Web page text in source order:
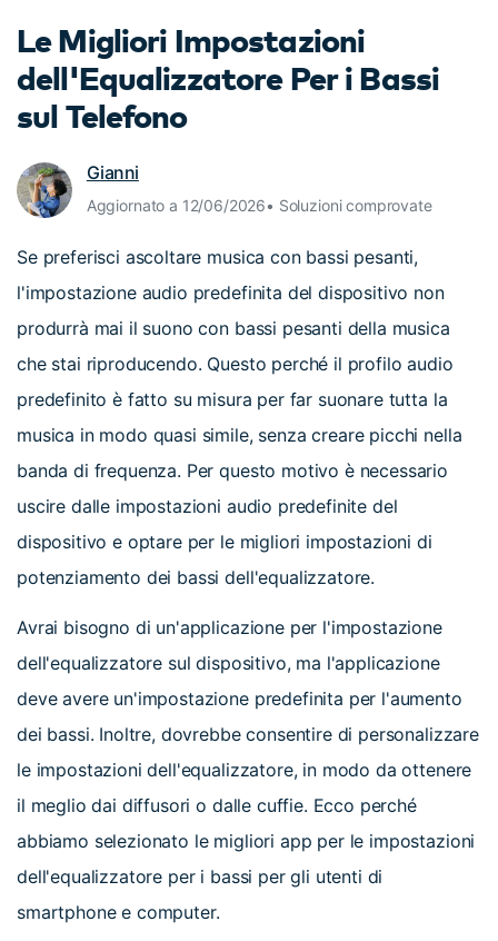
Tip per YouTube
Supporto
Apprendimento
Le Migliori Impostazioni
dell'Equalizzatore Per i Bassi
sul Telefono
Gianni
Aggiornato a 12/06/2026• Soluzioni comprovate
Se preferisci ascoltare musica con bassi pesanti,
l'impostazione audio predefinita del dispositivo non
produrrà mai il suono con bassi pesanti della musica
che stai riproducendo. Questo perché il profilo audio
predefinito è fatto su misura per far suonare tutta la
musica in modo quasi simile, senza creare picchi nella
banda di frequenza. Per questo motivo è necessario
uscire dalle impostazioni audio predefinite del
dispositivo e optare per le migliori impostazioni di
potenziamento dei bassi dell'equalizzatore.
Avrai bisogno di un'applicazione per l'impostazione
dell'equalizzatore sul dispositivo, ma l'applicazione
deve avere un'impostazione predefinita per l'aumento
dei bassi. Inoltre, dovrebbe consentire di personalizzare
le impostazioni dell'equalizzatore, in modo da ottenere
il meglio dai diffusori o dalle cuffie. Ecco perché
abbiamo selezionato le migliori app per le impostazioni
dell'equalizzatore per i bassi per gli utenti di
smartphone e computer.